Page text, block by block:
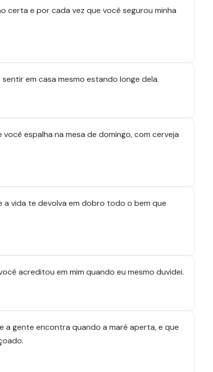
certa e por cada vez que você segurou minha
em casa mesmo estando longe dela.
espalha na mesa de domingo, com cerveja
vida te devolva em dobro todo o bem que
acreditou em mim quando eu mesmo duvidei.
gente encontra quando a maré aperta, e que